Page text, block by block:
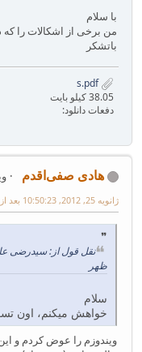
با سلام
من برخی از اشکالات را که
باتشکر
s.pdf
38.05 کیلو بایت
دفعات دانلود:
هادی صفی‌اقدم
ژانویه 25, 2012, 10:50:23 بعد از ظهر
ظهر
سلام
خواهش میکنم، اون